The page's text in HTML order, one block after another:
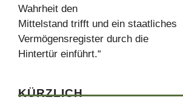
Wahrheit den
Mittelstand trifft und ein staatliches
Vermögensregister durch die
Hintertür einführt.“
KÜRZLICH